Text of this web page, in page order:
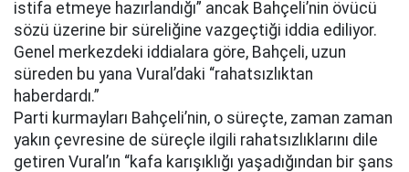
istifa etmeye hazırlandığı” ancak Bahçeli’nin övücü
sözü üzerine bir süreliğine vazgeçtiği iddia ediliyor.
Genel merkezdeki iddialara göre, Bahçeli, uzun
süreden bu yana Vural’daki “rahatsızlıktan
haberdardı.”
Parti kurmayları Bahçeli’nin, o süreçte, zaman zaman
yakın çevresine de süreçle ilgili rahatsızlıklarını dile
getiren Vural’ın “kafa karışıklığı yaşadığından bir şans